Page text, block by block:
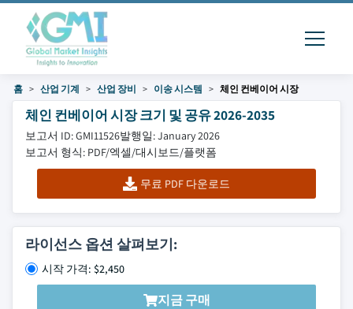
홈 산업 기계 산업 장비 이송 시스템 체인 컨베이어 시장
체인 컨베이어 시장 크기 및 공유 2026-2035
보고서 ID: GMI11526발행일: January 2026
보고서 형식: PDF/엑셀/대시보드/플랫폼
무료 PDF 다운로드
라이선스 옵션 살펴보기:
시작 가격: $2,450
지금 구매